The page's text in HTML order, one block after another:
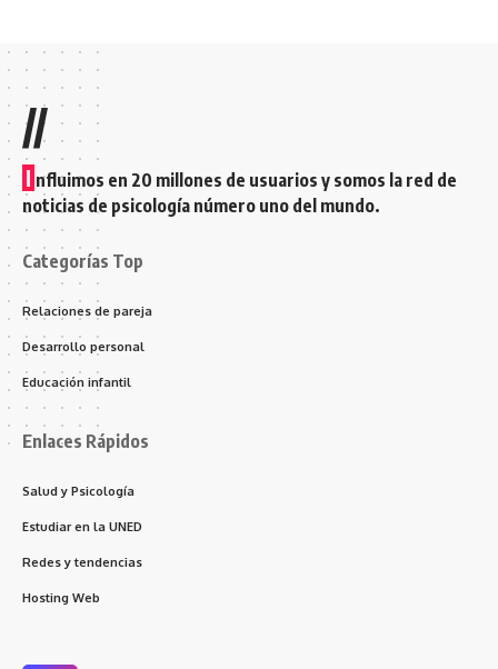
//
I nfluimos en 20 millones de usuarios y somos la red de
noticias de psicología número uno del mundo.
Categorías Top
Relaciones de pareja
Desarrollo personal
Educación infantil
Enlaces Rápidos
Salud y Psicología
Estudiar en la UNED
Redes y tendencias
Hosting Web